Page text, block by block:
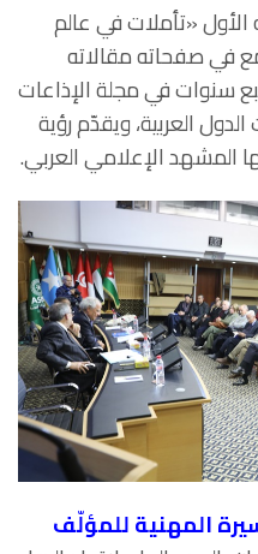
الأول «تأملات في عالم
في صفحاته مقالاته
سنوات في مجلة الإذاعات
العربية، ويقدّم رؤية
المشهد الإعلامي العربي.
المهنية للمؤلّف